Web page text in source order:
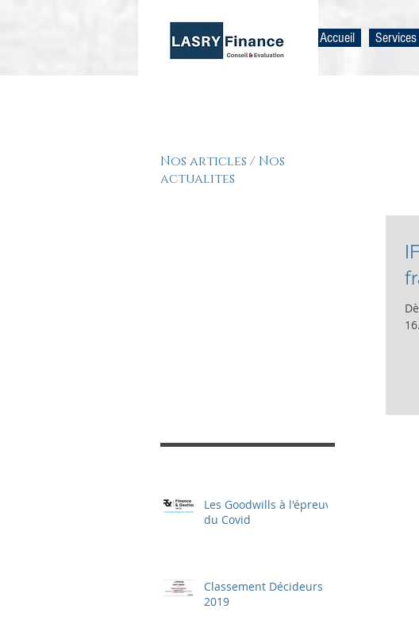
Accueil Services
Nos articles / Nos
actualites
Les Goodwills à l'épreuve
du Covid
Classement Décideurs
2019